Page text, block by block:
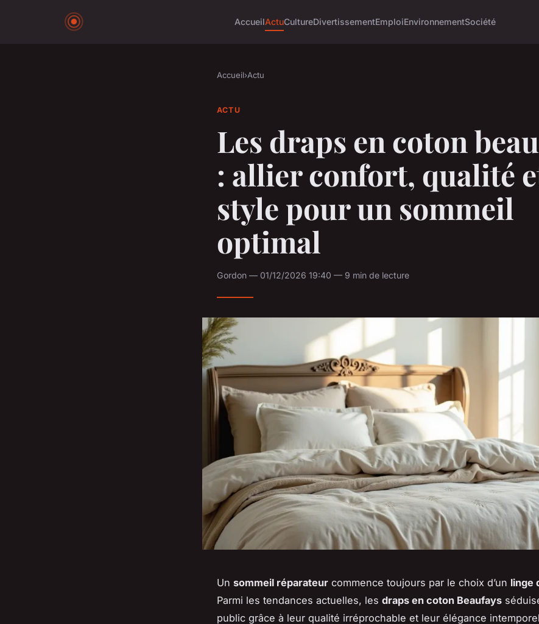
AccueilActuCultureDivertissementEmploiEnvironnementSociété
Accueil›Actu
ACTU
Les draps en coton
: allier confort, qualité
style pour un sommeil
optimal
Gordon — 01/12/2026 19:40 — 9 min de lecture
Un sommeil réparateur commence toujours par le choix d’un linge
Parmi les tendances actuelles, les draps en coton Beaufays
public grâce à leur qualité irréprochable et leur élégance